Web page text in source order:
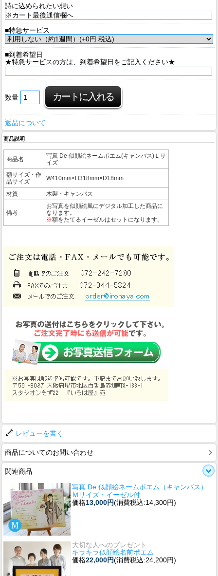
詩に込められたい想い
■特急サービス
■到着希望日
★特急サービスの方は、到着希望日をご記入ください★
数量
返品について
商品説明
商品名
写真 De 似顔絵ネームポエム(キャンバス)Ｌサ
イズ
額サイズ・作
品サイズ
W410mm×H318mm×D18mm
材質 木製・キャンバス
備考
お写真を似顔絵風にデジタル加工した商品に
なります。
※額をたてるイーゼルはセットになります。
レビューを書く
商品についてのお問い合わせ
関連商品
写真 De 似顔絵ネームポエム（キャンバス）
Ｍサイズ・イーゼル付
価格13,000円(消費税込:14,300円)
大切な人へのプレゼント
キラキラ似顔絵名前ポエム
価格22,000円(消費税込:24,200円)